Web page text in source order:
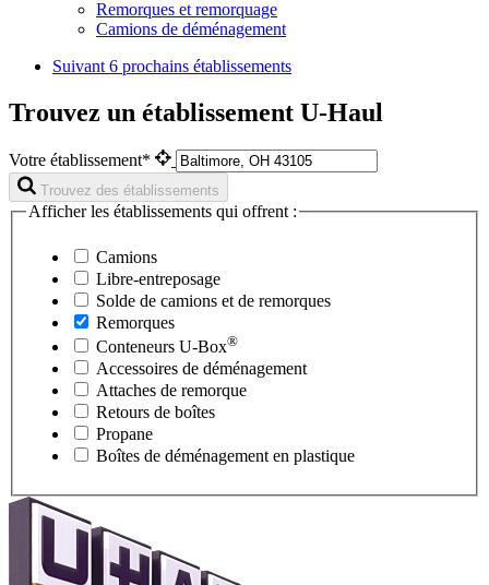
Remorques et remorquage
Camions de déménagement
Suivant 6 prochains établissements
Trouvez un établissement U-Haul
Votre établissement*
Trouvez des établissements
Afficher les établissements qui offrent :
Camions
Libre-entreposage
Solde de camions et de remorques
Remorques
Conteneurs U-Box®
Accessoires de déménagement
Attaches de remorque
Retours de boîtes
Propane
Boîtes de déménagement en plastique